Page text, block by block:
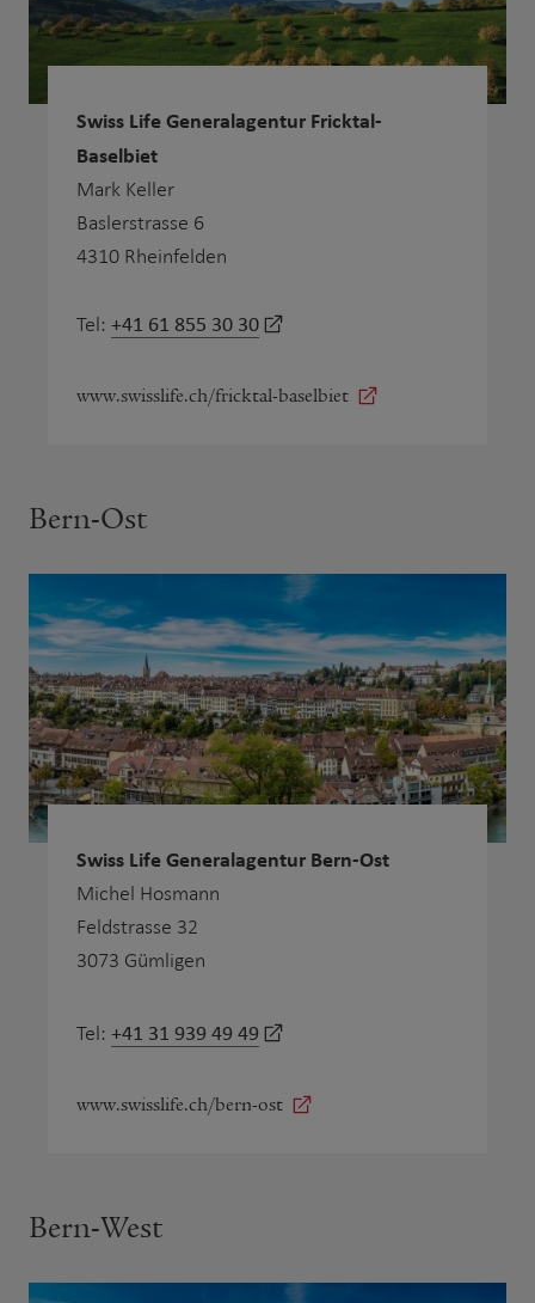
Swiss Life Generalagentur Fricktal-
Baselbiet
Mark Keller
Baslerstrasse 6
4310 Rheinfelden
Tel: +41 61 855 30 30
www.swisslife.ch/fricktal-baselbiet
Bern-Ost
Swiss Life Generalagentur Bern-Ost
Michel Hosmann
Feldstrasse 32
3073 Gümligen
Tel: +41 31 939 49 49
www.swisslife.ch/bern-ost
Bern-West